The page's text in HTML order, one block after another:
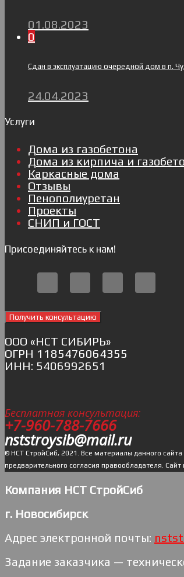
01.08.2023
0
Сдан в эксплуатацию очередной дом в п.
24.04.2023
Услуги
Дома из газобетона
Дома из кирпича и
Каркасные дома
Отзывы
Пенополиуретан
Проекты
СНИП и ГОСТ
Присоединяйтесь к нам!
Получить консультацию
ОOO «НСТ СИБИРЬ»
ОГРН 1185476064355
ИНН: 5406992651
Бесплатная консультация:
+7-960-788-7666
nststroysib@mail.ru
© НСТ СтройСиб, 2021. Все материалы данного
предварительного согласия правообладателя.
Компания НСТ СтройСиб
г. Новосибирск
Адрес электронной почты:
Задание заказчика —